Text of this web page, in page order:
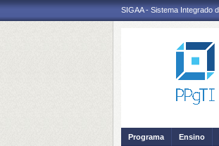
SIGAA - Sistema Integrado
Programa Ensino